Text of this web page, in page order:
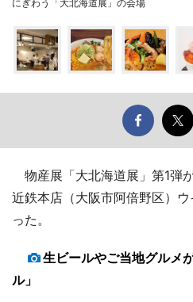
にぎわう「大北海道展」の会場
物産展「大北海道展」第1弾
近鉄本店（大阪市阿倍野区）
った。
生ビールやご当地グルメ
ル」